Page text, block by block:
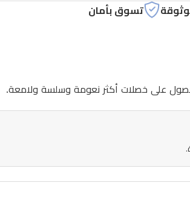
تسوق بأمان
على خصلات أكثر نعومة وسلسة ولامعة.